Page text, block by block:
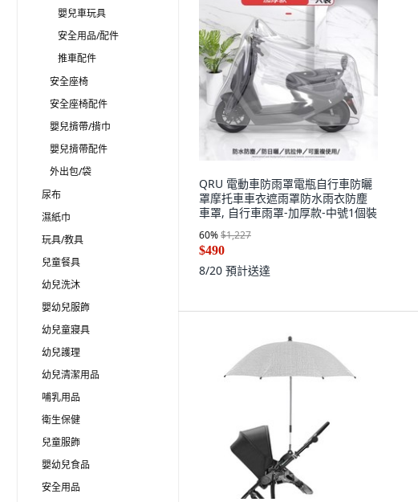
嬰兒車玩具
安全用品/配件
推車配件
安全座椅
安全座椅配件
嬰兒揹帶/揹巾
嬰兒揹帶配件
外出包/袋
尿布
濕紙巾
玩具/教具
兒童餐具
幼兒洗沐
嬰幼兒服飾
幼兒童寢具
幼兒護理
幼兒清潔用品
哺乳用品
衛生保健
兒童服飾
嬰幼兒食品
安全用品
QRU 電動車防雨罩電瓶自行車防曬
罩摩托車車衣遮雨罩防水雨衣防塵
車罩, 自行車雨罩-加厚款-中號1個裝
60%$1,227
$490
8/20 預計送達